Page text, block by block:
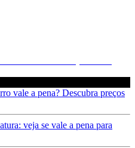
vale a pena? Descubra preços
veja se vale a pena para